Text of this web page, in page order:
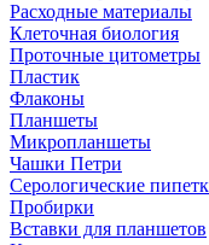
Расходные материалы
Клеточная биология
Проточные цитометры
Пластик
Флаконы
Планшеты
Микропланшеты
Чашки Петри
Серологические
Пробирки
Вставки для планшетов